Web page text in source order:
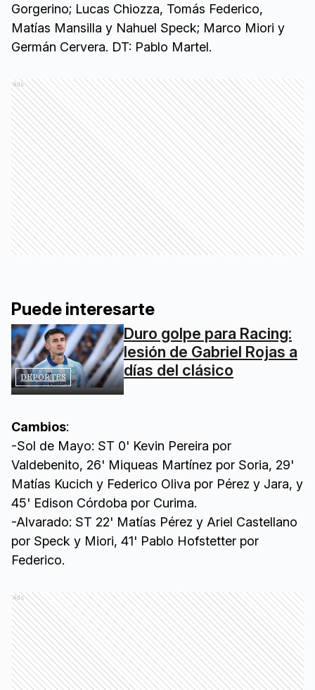
Gorgerino; Lucas Chiozza, Tomás Federico,
Matías Mansilla y Nahuel Speck; Marco Miori y
Germán Cervera. DT: Pablo Martel.
Ads
Puede interesarte
DEPORTES
Duro golpe para Racing:
lesión de Gabriel Rojas a
días del clásico
Cambios:
-Sol de Mayo: ST 0' Kevin Pereira por
Valdebenito, 26' Miqueas Martínez por Soria, 29'
Matías Kucich y Federico Oliva por Pérez y Jara, y
45' Edison Córdoba por Curima.
-Alvarado: ST 22' Matías Pérez y Ariel Castellano
por Speck y Miori, 41' Pablo Hofstetter por
Federico.
Ads